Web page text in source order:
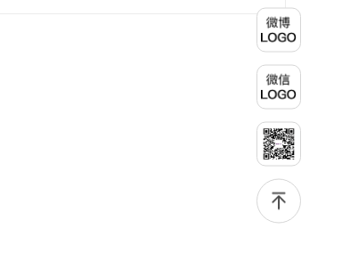
与奖助学费标准按上海交通大学相关规定执行；学生在读
校与实验室共同提供的奖助学金待遇。（三）住宿安排课
由学校协调住宿；进入实验室科研阶段后，由苏州实验室
及相关细则执行。相关推荐：上海市复旦大学MBA 华东
意识及综合素质进行全面考察。复试分为笔试与面试两部
目为“经济学综合”，适用于理论经济学与应用经济学各专
闭卷，时长为3小时，满分100分。面试环节要求考生准
钟的PPT报告，内容应涵盖个人科研经历、研究成果及博
公式为：复试成绩 = (笔试成绩 + 面试成绩) ÷ 2。复试成
者不予录取。同等学力考生复试期间须加试两门本专业硕
课程，考试形式为笔试，具体科目见复试通知。4.思想政
核复试期间将同步进行思想政治素质和品德考核，重点考
治态度、道德品质、诚信状况、遵纪守法表现等。拟录取
，学院将向考生所在单位调取人事档案及现实表现材料进
核不合格者不予录取。四、录取办法1.考生总成绩由材料
复试成绩加权得出，具体计算公式为：总成绩 = 材料评议
+ 复试成绩 × 50%。2.录取工作坚持“全面衡量、择优录
低空技术与工程”等新兴专业招生。学校还深化科教融合，
生计划，与中国科学院昆明植物研究所、西双版纳热带植
机构开展联合培养，探索跨学科、跨机构的研究生培养新
）推进招生制度改革与生源质量提升学校建立多元化招生
平台，提升生源质量。推行“申请-考核”制博士招生，并
硕博连读渠道，增强招生方式的灵活性与针对性。（二）
业布局通过撤销合并低效专业、加强社会急需学科建设，
动学科专业体系动态优化。（三）深化科教融合与协同育
水平科研机构共建联合培养平台，打破传统院系壁垒，促
与人才培养深度融合，提升研究生的科研创新能力与实践
、人才协同发展的理念贯穿研究生培养全过程，着力提升
养质量。学校实行学术学位与专业学位研究生分类培养，
程体系的理论深度，强化后者课程的应用性与实践性。在